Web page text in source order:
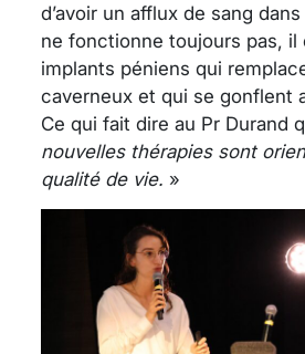
d’avoir un afflux de sang
ne fonctionne toujours pas, il
implants péniens qui
caverneux et qui se gonflent
Ce qui fait dire au Pr Durand
nouvelles thérapies sont
qualité de vie. »